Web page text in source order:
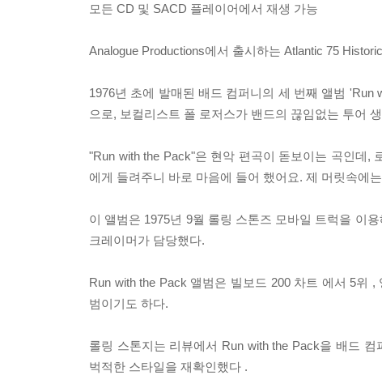
모든 CD 및 SACD 플레이어에서 재생 가능
Analogue Productions에서 출시하는 Atlantic 75
1976년 초에 발매된 배드 컴퍼니의 세 번째 앨범
으로, 보컬리스트 폴 로저스가 밴드의 끊임없는 투어
"Run with the Pack"은 현악 편곡이 돋보이는 곡인데,
에게 들려주니 바로 마음에 들어 했어요. 제 머릿속에
이 앨범은 1975년 9월 롤링 스톤즈 모바일 트럭을 이
크레이머가 담당했다.
Run with the Pack 앨범은 빌보드 200 차트 에서 5위
범이기도 하다.
롤링 스톤지는 리뷰에서 Run with the Pack을 배드
벅적한 스타일을 재확인했다 .